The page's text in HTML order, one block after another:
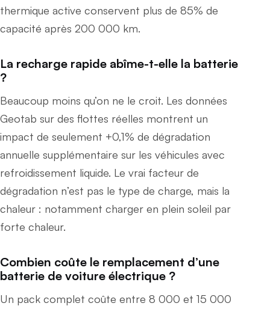
thermique active conservent plus de 85% de
capacité après 200 000 km.
La recharge rapide abîme-t-elle la batterie
?
Beaucoup moins qu’on ne le croit. Les données
Geotab sur des flottes réelles montrent un
impact de seulement +0,1% de dégradation
annuelle supplémentaire sur les véhicules avec
refroidissement liquide. Le vrai facteur de
dégradation n’est pas le type de charge, mais la
chaleur : notamment charger en plein soleil par
forte chaleur.
Combien coûte le remplacement d’une
batterie de voiture électrique ?
Un pack complet coûte entre 8 000 et 15 000